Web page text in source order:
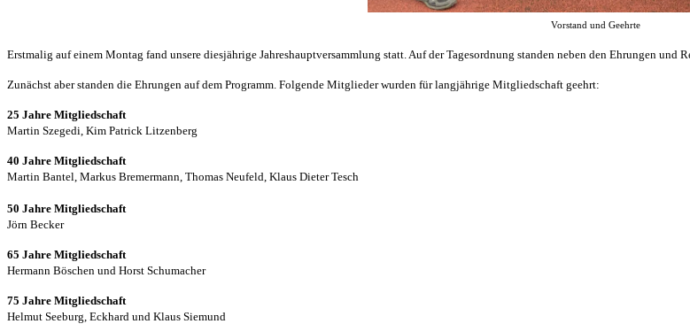
Vorstand und Geehrte
Erstmalig auf einem Montag fand unsere diesjährige Jahreshauptversammlung statt. Auf der Tagesordnung standen neben den Ehrungen und
Zunächst aber standen die Ehrungen auf dem Programm. Folgende Mitglieder wurden für langjährige Mitgliedschaft geehrt:
25 Jahre Mitgliedschaft
Martin Szegedi, Kim Patrick Litzenberg
40 Jahre Mitgliedschaft
Martin Bantel, Markus Bremermann, Thomas Neufeld, Klaus Dieter Tesch
50 Jahre Mitgliedschaft
Jörn Becker
65 Jahre Mitgliedschaft
Hermann Böschen und Horst Schumacher
75 Jahre Mitgliedschaft
Helmut Seeburg, Eckhard und Klaus Siemund